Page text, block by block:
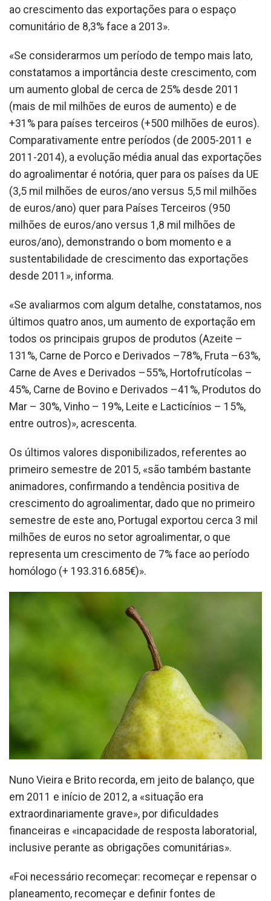
ao crescimento das exportações para o espaço
comunitário de 8,3% face a 2013».
«Se considerarmos um período de tempo mais lato,
constatamos a importância deste crescimento, com
um aumento global de cerca de 25% desde 2011
(mais de mil milhões de euros de aumento) e de
+31% para países terceiros (+500 milhões de euros).
Comparativamente entre períodos (de 2005-2011 e
2011-2014), a evolução média anual das exportações
do agroalimentar é notória, quer para os países da UE
(3,5 mil milhões de euros/ano versus 5,5 mil milhões
de euros/ano) quer para Países Terceiros (950
milhões de euros/ano versus 1,8 mil milhões de
euros/ano), demonstrando o bom momento e a
sustentabilidade de crescimento das exportações
desde 2011», informa.
«Se avaliarmos com algum detalhe, constatamos, nos
últimos quatro anos, um aumento de exportação em
todos os principais grupos de produtos (Azeite –
131%, Carne de Porco e Derivados –78%, Fruta –63%,
Carne de Aves e Derivados –55%, Hortofrutícolas –
45%, Carne de Bovino e Derivados –41%, Produtos do
Mar – 30%, Vinho – 19%, Leite e Lacticínios – 15%,
entre outros)», acrescenta.
Os últimos valores disponibilizados, referentes ao
primeiro semestre de 2015, «são também bastante
animadores, confirmando a tendência positiva de
crescimento do agroalimentar, dado que no primeiro
semestre de este ano, Portugal exportou cerca 3 mil
milhões de euros no setor agroalimentar, o que
representa um crescimento de 7% face ao período
homólogo (+ 193.316.685€)».
Nuno Vieira e Brito recorda, em jeito de balanço, que
em 2011 e início de 2012, a «situação era
extraordinariamente grave», por dificuldades
financeiras e «incapacidade de resposta laboratorial,
inclusive perante as obrigações comunitárias».
«Foi necessário recomeçar: recomeçar e repensar o
planeamento, recomeçar e definir fontes de